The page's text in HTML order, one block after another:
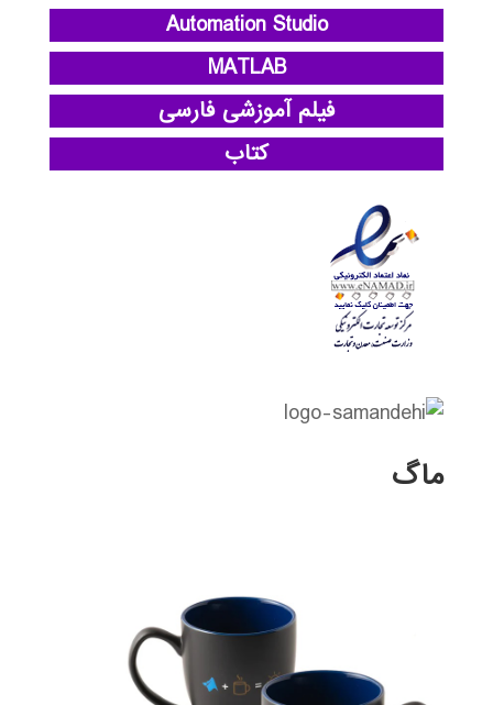
Automation Studio
MATLAB
فیلم آموزشی فارسی
کتاب
ماگ